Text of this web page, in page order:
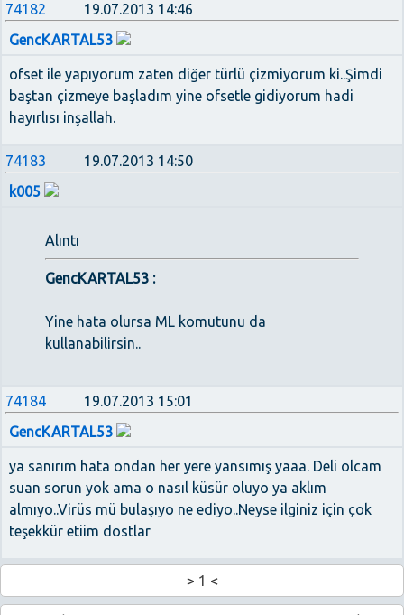
74182
19.07.2013 14:46
GencKARTAL53
ofset ile yapıyorum zaten diğer türlü çizmiyorum ki..Şimdi
baştan çizmeye başladım yine ofsetle gidiyorum hadi
hayırlısı inşallah.
74183
19.07.2013 14:50
k005
Alıntı
GencKARTAL53 :
Yine hata olursa ML komutunu da
kullanabilirsin..
74184
19.07.2013 15:01
GencKARTAL53
ya sanırım hata ondan her yere yansımış yaaa. Deli olcam
suan sorun yok ama o nasıl küsür oluyo ya aklım
almıyo..Virüs mü bulaşıyo ne ediyo..Neyse ilginiz için çok
teşekkür etiim dostlar
> 1 <